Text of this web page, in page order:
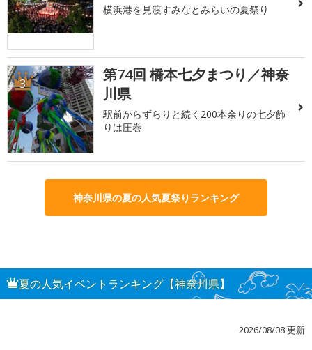
横浜港を見渡すみなとみらいの夏祭り
3
第74回 橋本七夕まつり／神奈
川県
駅前からずらりと続く200本余りの七夕飾
りは圧巻
神奈川県の夏の人気夏祭りランキング
夏の人気イベントランキング【神奈川県】
2026/08/08 更新